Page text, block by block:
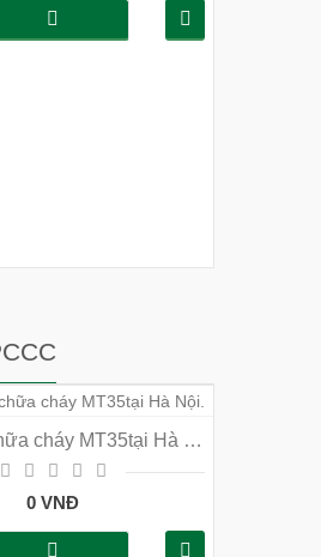
Mua bình chữa cháy MT35tại Hà Nội.
0 VNĐ